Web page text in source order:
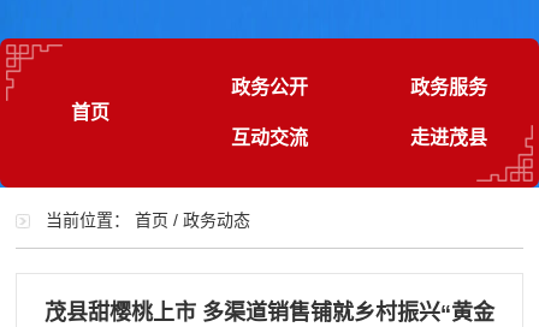
首页
政务公开 政务服务
互动交流 走进茂县
当前位置：首页 /政务动态
茂县甜樱桃上市 多渠道销售铺就乡村振兴“黄金